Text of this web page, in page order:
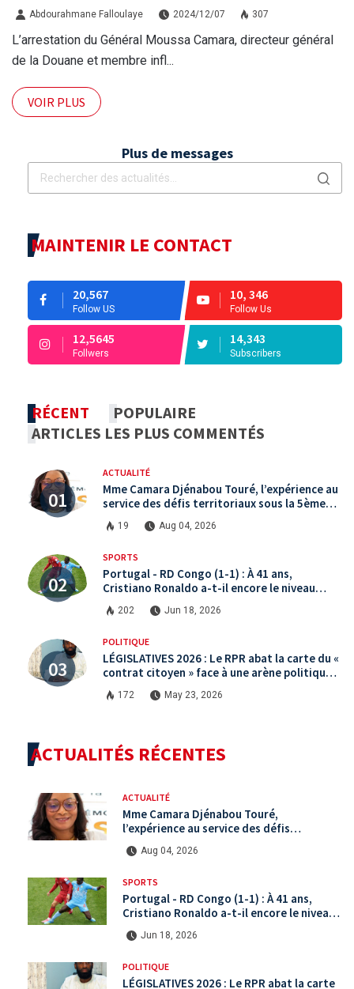
Abdourahmane Falloulaye 2024/12/07 307
L’arrestation du Général Moussa Camara, directeur général
de la Douane et membre infl...
VOIR PLUS
Plus de messages
MAINTENIR LE CONTACT
20,567
Follow US
10, 346
Follow Us
12,5645
Follwers
14,343
Subscribers
RÉCENT
POPULAIRE
ARTICLES LES PLUS COMMENTÉS
ACTUALITÉ
Mme Camara Djénabou Touré, l’expérience au
service des défis territoriaux sous la 5ème
République
19 Aug 04, 2026
SPORTS
Portugal - RD Congo (1-1) : À 41 ans,
Cristiano Ronaldo a-t-il encore le niveau
international ?
202 Jun 18, 2026
POLITIQUE
LÉGISLATIVES 2026 : Le RPR abat la carte du «
contrat citoyen » face à une arène politique
saturée.
172 May 23, 2026
ACTUALITÉS RÉCENTES
ACTUALITÉ
Mme Camara Djénabou Touré,
l’expérience au service des défis
territoriaux sous la 5ème République
Aug 04, 2026
SPORTS
Portugal - RD Congo (1-1) : À 41 ans,
Cristiano Ronaldo a-t-il encore le niveau
international ?
Jun 18, 2026
POLITIQUE
LÉGISLATIVES 2026 : Le RPR abat la carte